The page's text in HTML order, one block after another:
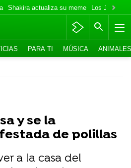
Shakira actualiza su meme Los Jonas
PARA TI MÚSICA ANIMALES
y se la
de polillas
a la casa del